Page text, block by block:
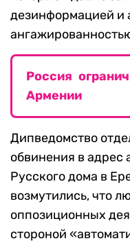
дезинформацией и
Россия
Армении
Дипведомство
обвинения в адрес
Русского дома в
возмутились, что
оппозиционных
стороной